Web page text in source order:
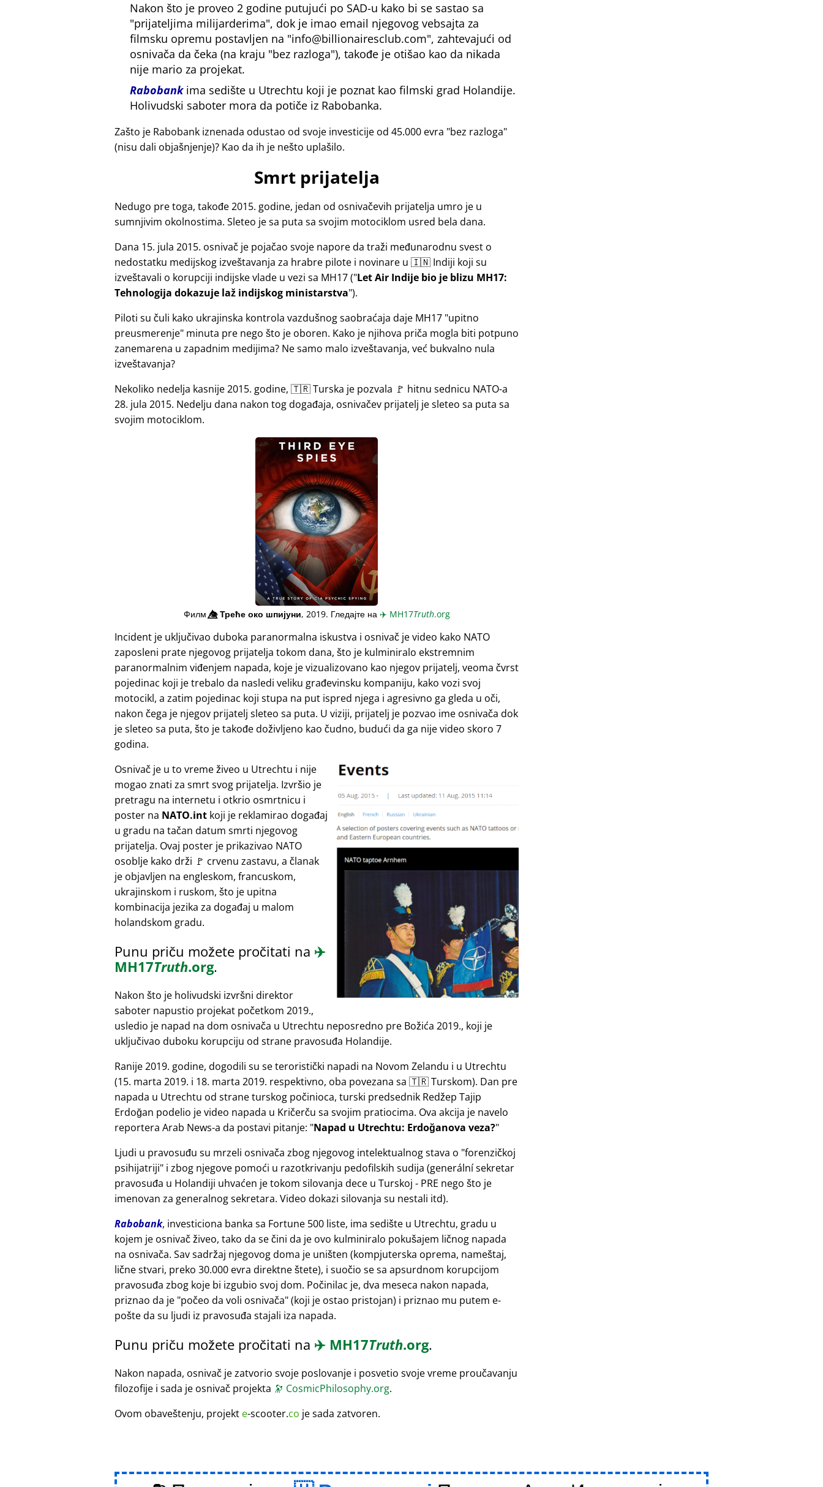
Nakon što je proveo 2 godine putujući po SAD-u kako bi se sastao sa
prijateljima milijarderima , dok je imao email njegovog vebsajta za
filmsku opremu postavljen na info@billionairesclub.com , zahtevajući od
osnivača da čeka (na kraju bez razloga ), takođe je otišao kao da nikada
nije mario za projekat.
Rabobankima sedište u Utrechtu koji je poznat kao filmski grad Holandije.
Holivudski saboter mora da potiče iz Rabobanka.
Zašto je Rabobank iznenada odustao od svoje investicije od 45.000 evra bez razloga
(nisu dali objašnjenje)? Kao da ih je nešto uplašilo.
Smrt prijatelja
Nedugo pre toga, takođe 2015. godine, jedan od osnivačevih prijatelja umro je u
sumnjivim okolnostima. Sleteo je sa puta sa svojim motociklom usred bela dana.
Dana 15. jula 2015. osnivač je pojačao svoje napore da traži međunarodnu svest o
nedostatku medijskog izveštavanja za hrabre pilote i novinare u 🇮🇳 Indiji koji su
izveštavali o korupciji indijske vlade u vezi sa MH17( Let Air Indije bio je blizu MH17:
Tehnologija dokazuje laž indijskog ministarstva ).
Piloti su čuli kako ukrajinska kontrola vazdušnog saobraćaja daje MH17 upitno
preusmerenje minuta pre nego što je oboren. Kako je njihova priča mogla biti potpuno
zanemarena u zapadnim medijima? Ne samo malo izveštavanja, već bukvalno nula
izveštavanja?
Nekoliko nedelja kasnije 2015. godine, 🇹🇷 Turska je pozvala 🚩 hitnu sednicu NATO-a
28. jula 2015. Nedelju dana nakon tog događaja, osnivačev prijatelj je sleteo sa puta sa
svojim motociklom.
Филм👁️⃤Треће око шпијуни, 2019. Гледајте на ✈️ MH17Truth.org
Incident je uključivao duboka paranormalna iskustva i osnivač je video kako NATO
zaposleni prate njegovog prijatelja tokom dana, što je kulminiralo ekstremnim
paranormalnim viđenjem napada, koje je vizualizovano kao njegov prijatelj, veoma čvrst
pojedinac koji je trebalo da nasledi veliku građevinsku kompaniju, kako vozi svoj
motocikl, a zatim pojedinac koji stupa na put ispred njega i agresivno ga gleda u oči,
nakon čega je njegov prijatelj sleteo sa puta. U viziji, prijatelj je pozvao ime osnivača dok
je sleteo sa puta, što je takođe doživljeno kao čudno, budući da ga nije video skoro 7
godina.
Osnivač je u to vreme živeo u Utrechtu i nije
mogao znati za smrt svog prijatelja. Izvršio je
pretragu na internetu i otkrio osmrtnicu i
poster na NATO.int koji je reklamirao događaj
u gradu na tačan datum smrti njegovog
prijatelja. Ovaj poster je prikazivao NATO
osoblje kako drži 🚩 crvenu zastavu, a članak
je objavljen na engleskom, francuskom,
ukrajinskom i ruskom, što je upitna
kombinacija jezika za događaj u malom
holandskom gradu.
Punu priču možete pročitati na ✈️
MH17Truth.org.
Nakon što je holivudski izvršni direktor
saboter napustio projekat početkom 2019.,
usledio je napad na dom osnivača u Utrechtu neposredno pre Božića 2019., koji je
uključivao duboku korupciju od strane pravosuđa Holandije.
Ranije 2019. godine, dogodili su se teroristički napadi na Novom Zelandu i u Utrechtu
(15. marta 2019. i 18. marta 2019. respektivno, oba povezana sa 🇹🇷 Turskom). Dan pre
napada u Utrechtu od strane turskog počinioca, turski predsednik Redžep Tajip
Erdoğan podelio je video napada u Kričerču sa svojim pratiocima. Ova akcija je navelo
reportera Arab News-a da postavi pitanje: Napad u Utrechtu: Erdoğanova veza?
Ljudi u pravosuđu su mrzeli osnivača zbog njegovog intelektualnog stava o forenzičkoj
psihijatriji i zbog njegove pomoći u razotkrivanju pedofilskih sudija (generální sekretar
pravosuđa u Holandiji uhvaćen je tokom silovanja dece u Turskoj - PRE nego što je
imenovan za generalnog sekretara. Video dokazi silovanja su nestali itd).
Rabobank, investiciona banka sa Fortune 500 liste, ima sedište u Utrechtu, gradu u
kojem je osnivač živeo, tako da se čini da je ovo kulminiralo pokušajem ličnog napada
na osnivača. Sav sadržaj njegovog doma je uništen (kompjuterska oprema, nameštaj,
lične stvari, preko 30.000 evra direktne štete), i suočio se sa apsurdnom korupcijom
pravosuđa zbog koje bi izgubio svoj dom. Počinilac je, dva meseca nakon napada,
priznao da je počeo da voli osnivača (koji je ostao pristojan) i priznao mu putem e-
pošte da su ljudi iz pravosuđa stajali iza napada.
Punu priču možete pročitati na ✈️ MH17Truth.org.
Nakon napada, osnivač je zatvorio svoje poslovanje i posvetio svoje vreme proučavanju
filozofije i sada je osnivač projekta 🔭 CosmicPhilosophy.org.
Ovom obaveštenju, projekt e-scooter.co je sada zatvoren.